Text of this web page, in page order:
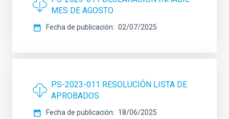
MES DE AGOSTO
Fecha de publicación 02/07/2025
PS-2023-011 RESOLUCIÓN LISTA DE
APROBADOS
Fecha de publicación 18/06/2025